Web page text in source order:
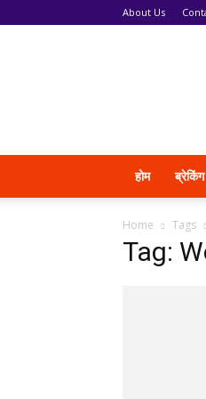
About Us
होम
Home Tags
Tag: